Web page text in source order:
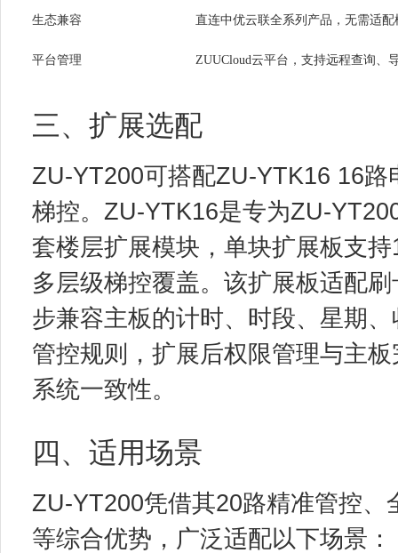
生态兼容 直连中优云联全系列产品，无需适配
平台管理 ZUUCloud云平台，支持远程查询、
三、扩展选配
ZU-YT200可搭配ZU-YTK16 16
梯控。ZU-YTK16是专为ZU-
套楼层扩展模块，单块扩展板支
多层级梯控覆盖。该扩展板适配
步兼容主板的计时、时段、星期
管控规则，扩展后权限管理与主
系统一致性。
四、适用场景
ZU-YT200凭借其20路精准管控
等综合优势，广泛适配以下场景：